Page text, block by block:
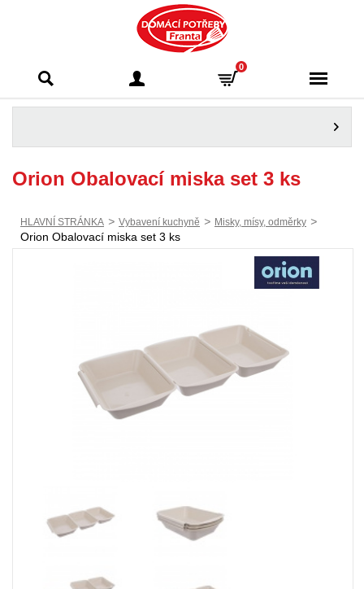
Franta - Příbram
0
Orion Obalovací miska set 3 ks
HLAVNÍ STRÁNKA > Vybavení kuchyně > Misky, mísy, odměrky >
Orion Obalovací miska set 3 ks